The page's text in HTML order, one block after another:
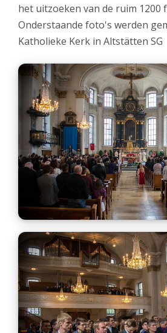
het uitzoeken van de ruim 1200
Onderstaande foto's werden
Katholieke Kerk in Altstätten SG